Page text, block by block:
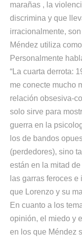
marañas , la
discrimina y que
irracionalmente,
Méndez utiliza
Personalmente
“La cuarta derrota:
me conecte mucho
relación obsesiva-
solo sirve para
guerra en la
los de bandos
(perdedores), sino
están en la mitad
las garras feroces
que Lorenzo y su
En cuanto a los
opinión, el miedo y
en los que Méndez